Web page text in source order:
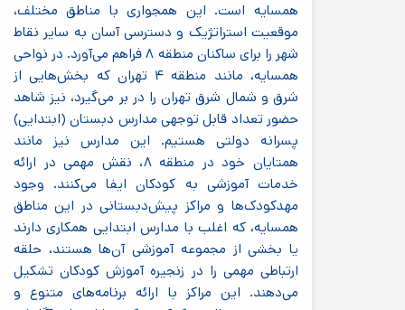
همسایه است. این همجواری با مناطق مختلف،
موقعیت استراتژیک و دسترسی آسان به سایر نقاط
شهر را برای ساکنان منطقه ۸ فراهم می‌آورد. در نواحی
همسایه، مانند منطقه ۴ تهران که بخش‌هایی از
شرق و شمال شرق تهران را در بر می‌گیرد، نیز شاهد
حضور تعداد قابل توجهی مدارس دبستان (ابتدایی)
پسرانه دولتی هستیم. این مدارس نیز مانند
همتایان خود در منطقه ۸، نقش مهمی در ارائه
خدمات آموزشی به کودکان ایفا می‌کنند. وجود
مهدکودک‌ها و مراکز پیش‌دبستانی در این مناطق
همسایه، که اغلب با مدارس ابتدایی همکاری دارند
یا بخشی از مجموعه آموزشی آن‌ها هستند، حلقه
ارتباطی مهمی را در زنجیره آموزش کودکان تشکیل
می‌دهند. این مراکز با ارائه برنامه‌های متنوع و